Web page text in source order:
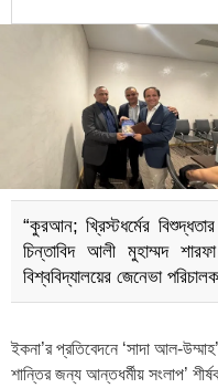
“কুরআন; খ্রিস্টধর্মের
চিন্তাবিদ আলী মুহাম্মদ
বিশ্ববিদ্যালয়ের জেনেভা
ইকনা’র প্রতিবেদনে ‘সাদা আল-
শান্তির জন্য আন্তধর্মীয় সংলাপ’